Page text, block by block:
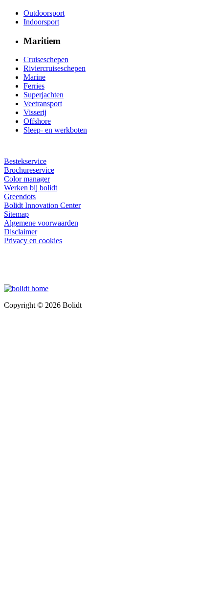
Outdoorsport
Indoorsport
Maritiem
Cruiseschepen
Riviercruiseschepen
Marine
Ferries
Superjachten
Veetransport
Visserij
Offshore
Sleep- en werkboten
Bestekservice
Brochureservice
Color manager
Werken bij bolidt
Greendots
Bolidt Innovation Center
Sitemap
Algemene voorwaarden
Disclaimer
Privacy en cookies
Copyright © 2026 Bolidt